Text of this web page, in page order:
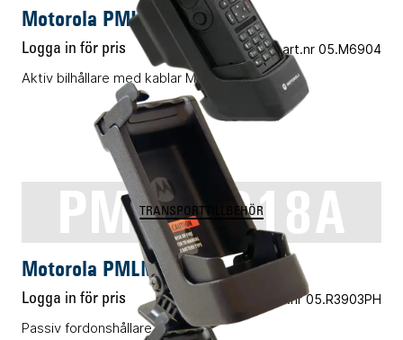
Motorola PMLN6434A
Logga in för pris Vårt art.nr 05.M6904
Aktiv bilhållare med kablar MTP6XXX
PMLN7018A
TRANSPORTTILLBEHÖR
Motorola PMLN7018A
Logga in för pris Vårt art.nr 05.R3903PH
Passiv fordonshållare MTP3xxx